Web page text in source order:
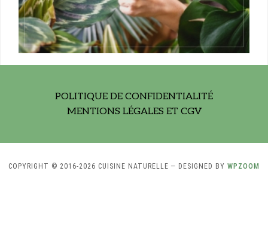
POLITIQUE DE CONFIDENTIALITÉ
MENTIONS LÉGALES ET CGV
COPYRIGHT © 2016-2026 CUISINE NATURELLE — DESIGNED BY WPZOOM